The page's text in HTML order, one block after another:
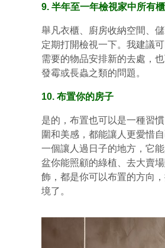
9. 半年至一年檢視家中所有
舉凡衣櫃、廚房收納空間、
定期打開檢視一下。我建議
需要的物品安排新的去處，
發霉或長蟲之類的問題。
10. 布置你的房子
是的，布置也可以是一種習
圍和美感，都能讓人更愛惜
一個讓人過日子的地方，它
盆你能照顧的綠植、去大賣
飾，都是你可以布置的方向
境了。